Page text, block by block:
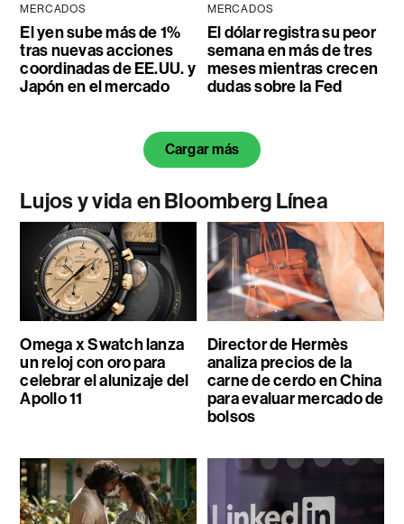
MERCADOS
El yen sube más de 1%
tras nuevas acciones
coordinadas de EE.UU. y
Japón en el mercado
MERCADOS
El dólar registra su peor
semana en más de tres
meses mientras crecen
dudas sobre la Fed
Cargar más
Lujos y vida en Bloomberg Línea
Omega x Swatch lanza
un reloj con oro para
celebrar el alunizaje del
Apollo 11
Director de Hermès
analiza precios de la
carne de cerdo en China
para evaluar mercado de
bolsos